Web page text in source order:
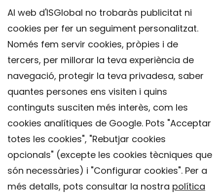
Al web d'ISGlobal no trobaràs publicitat ni
cookies per fer un seguiment personalitzat.
Només fem servir cookies, pròpies i de
tercers, per millorar la teva experiència de
navegació, protegir la teva privadesa, saber
quantes persones ens visiten i quins
continguts susciten més interès, com les
cookies analítiques de Google. Pots "Acceptar
totes les cookies", "Rebutjar cookies
opcionals" (excepte les cookies tècniques que
són necessàries) i "Configurar cookies". Per a
més detalls, pots consultar la nostra política
Contacte